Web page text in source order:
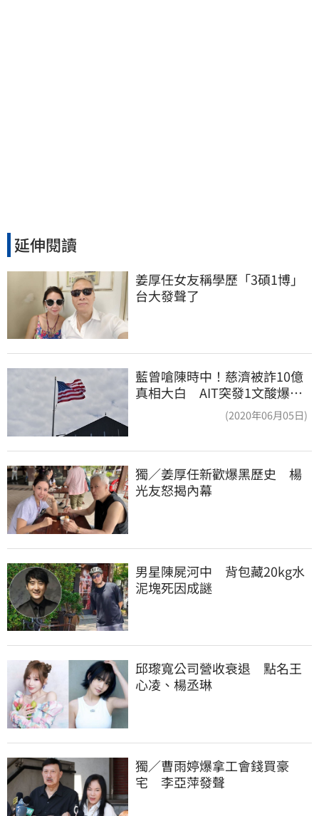
延伸閱讀
姜厚任女友稱學歷「3碩1博」
台大發聲了
藍曾嗆陳時中！慈濟被詐10億
真相大白 AIT突發1文酸爆…
(2020年06月05日)
獨／姜厚任新歡爆黑歷史　楊
光友怒揭內幕
男星陳屍河中　背包藏20kg水
泥塊死因成謎
邱瓈寬公司營收衰退　點名王
心凌、楊丞琳
獨／曹雨婷爆拿工會錢買豪
宅　李亞萍發聲